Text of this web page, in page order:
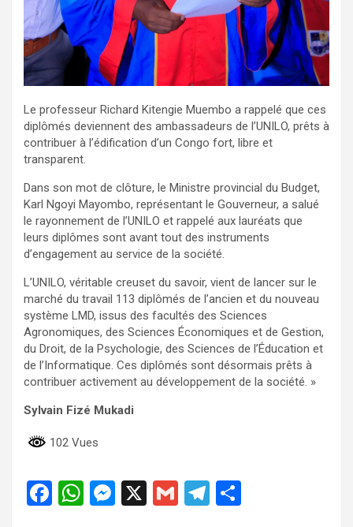
Le professeur Richard Kitengie Muembo a rappelé que ces
diplômés deviennent des ambassadeurs de l’UNILO, prêts à
contribuer à l’édification d’un Congo fort, libre et
transparent.
Dans son mot de clôture, le Ministre provincial du Budget,
Karl Ngoyi Mayombo, représentant le Gouverneur, a salué
le rayonnement de l’UNILO et rappelé aux lauréats que
leurs diplômes sont avant tout des instruments
d’engagement au service de la société.
L’UNILO, véritable creuset du savoir, vient de lancer sur le
marché du travail 113 diplômés de l’ancien et du nouveau
système LMD, issus des facultés des Sciences
Agronomiques, des Sciences Économiques et de Gestion,
du Droit, de la Psychologie, des Sciences de l’Éducation et
de l’Informatique. Ces diplômés sont désormais prêts à
contribuer activement au développement de la société. »
Sylvain Fizé Mukadi
102 Vues
F
W M X
G
T